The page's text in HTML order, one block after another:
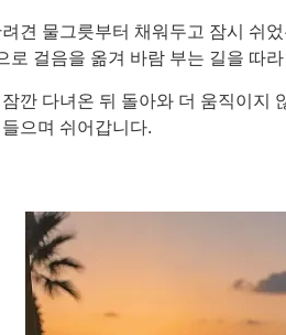
견 물그릇부터 채워두고 잠시 쉬
로 걸음을 옮겨 바람 부는 길을 따
깐 다녀온 뒤 돌아와 더 움직이지
으며 쉬어갑니다.